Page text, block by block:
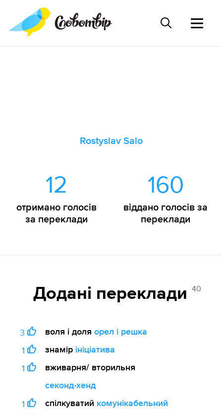
Rostyslav Salo
12
отримано голосів
за переклади
160
віддано голосів за
переклади
Додані переклади 40
3 воля і доля орел і решка
1
знамір ініціатива
1
вживарня/ вторильня
секонд-хенд
1
спілкуватий комунікабельний